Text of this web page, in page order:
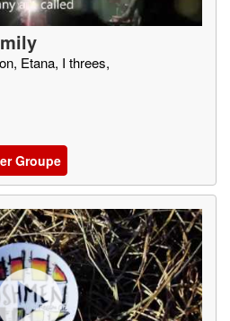
Etana, I threes,
Groupe